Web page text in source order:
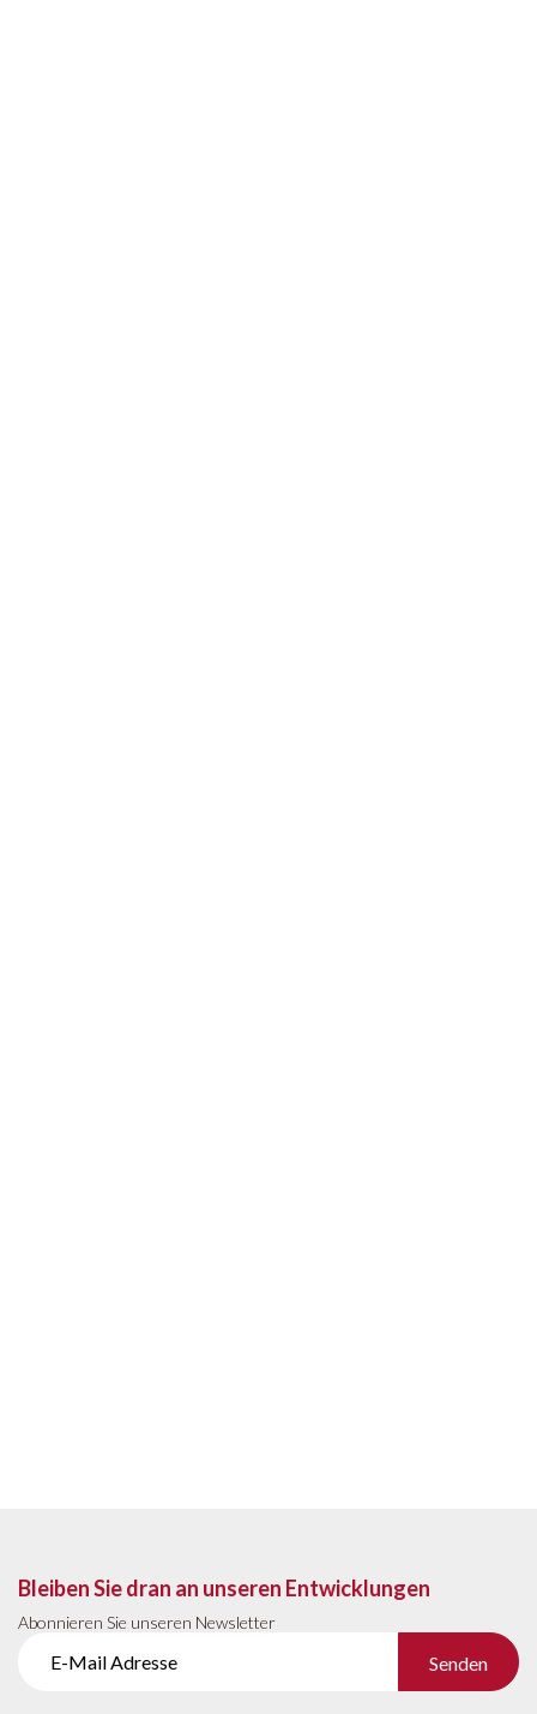
Bleiben Sie dran an unseren Entwicklungen
Abonnieren Sie unseren Newsletter
Senden